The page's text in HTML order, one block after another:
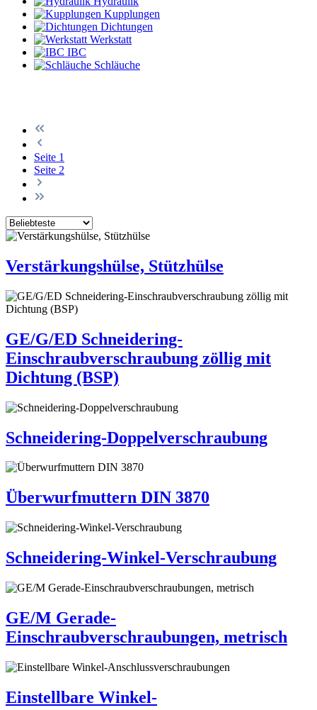
Kupplungen
Dichtungen
Werkstatt
IBC
Schläuche
Seite 1
Seite 2
Verstärkungshülse, Stützhülse
GE/G/ED Schneidering-
Einschraubverschraubung zöllig mit
Dichtung (BSP)
Schneidering-Doppelverschraubung
Überwurfmuttern DIN 3870
Schneidering-Winkel-Verschraubung
GE/M Gerade-
Einschraubverschraubungen, metrisch
Einstellbare Winkel-